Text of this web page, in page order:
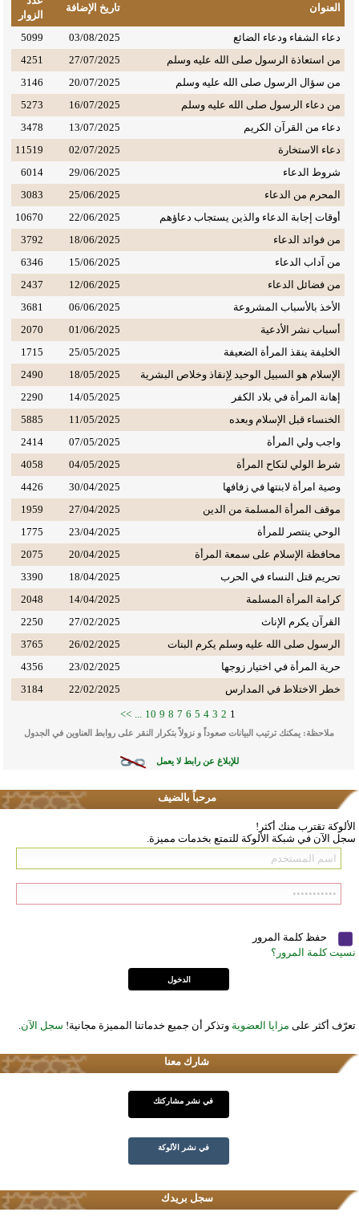
العنوان تاريخ الإضافة
الزوار
دعاء الشفاء ودعاء الضائع
03/08/2025
5099
من استعاذة الرسول صلى الله عليه وسلم
27/07/2025
4251
من سؤال الرسول صلى الله عليه وسلم
20/07/2025
3146
من دعاء الرسول صلى الله عليه وسلم
16/07/2025
5273
دعاء من القرآن الكريم
13/07/2025
3478
دعاء الاستخارة
02/07/2025
11519
شروط الدعاء
29/06/2025
6014
المحرم من الدعاء
25/06/2025
3083
أوقات إجابة الدعاء والذين يستجاب دعاؤهم
22/06/2025
10670
من فوائد الدعاء
18/06/2025
3792
من آداب الدعاء
15/06/2025
6346
من فضائل الدعاء
12/06/2025
2437
الأخذ بالأسباب المشروعة
06/06/2025
3681
أسباب نشر الأدعية
01/06/2025
2070
الخليفة ينقذ المرأة الضعيفة
25/05/2025
1715
الإسلام هو السبيل الوحيد لِإنقاذ وخلاص البشرية
18/05/2025
2490
إهانة المرأة في بلاد الكفر
14/05/2025
2290
الخنساء قبل الإسلام وبعده
11/05/2025
5885
واجب ولي المرأة
07/05/2025
2414
شرط الولي لنكاح المرأة
04/05/2025
4058
وصية امرأة لابنتها في زفافها
30/04/2025
4426
موقف المرأة المسلمة من الدين
27/04/2025
1959
الوحي ينتصر للمرأة
23/04/2025
1775
محافظة الإسلام على سمعة المرأة
20/04/2025
2075
تحريم قتل النساء في الحرب
18/04/2025
3390
كرامة المرأة المسلمة
14/04/2025
2048
القرآن يكرم الإناث
27/02/2025
2250
الرسول صلى الله عليه وسلم يكرم البنات
26/02/2025
3765
حرية المرأة في اختيار زوجها
23/02/2025
4356
خطر الاختلاط في المدارس
22/02/2025
3184
1
2
3
4
5
6
7
8
9
10
...
>>
ملاحظة: يمكنك ترتيب البيانات صعوداً و نزولاً بتكرار النقر على روابط العناوين في الجدول
للإبلاغ عن رابط لا يعمل
مرحباً بالضيف
الألوكة تقترب منك أكثر!
سجل الآن في شبكة الألوكة للتمتع بخدمات مميزة.
حفظ كلمة المرور
نسيت كلمة المرور؟
تعرّف أكثر على مزايا العضوية وتذكر أن جميع خدماتنا المميزة مجانية! سجل الآن.
شارك معنا
في نشر مشاركتك
في نشر الألوكة
سجل بريدك